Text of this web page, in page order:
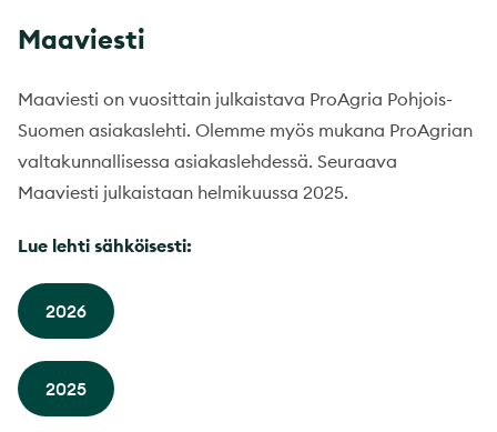
Maaviesti
Maaviesti on vuosittain julkaistava ProAgria Pohjois-
Suomen asiakaslehti. Olemme myös mukana ProAgrian
valtakunnallisessa asiakaslehdessä. Seuraava
Maaviesti julkaistaan helmikuussa 2025.
Lue lehti sähköisesti:
2026
2025